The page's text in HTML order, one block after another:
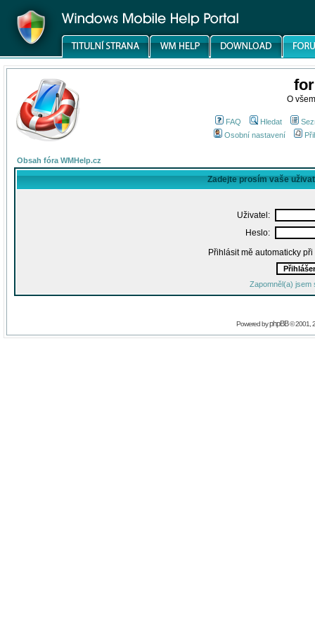
O
FAQ Hledat
Osobní nastavení
Obsah fóra WMHelp.cz
Zadejte prosím vaše
Uživatel:
Heslo:
Přihlásit mě automaticky
Zapomněl(a) jsem
Powered byphpBB© 2001,